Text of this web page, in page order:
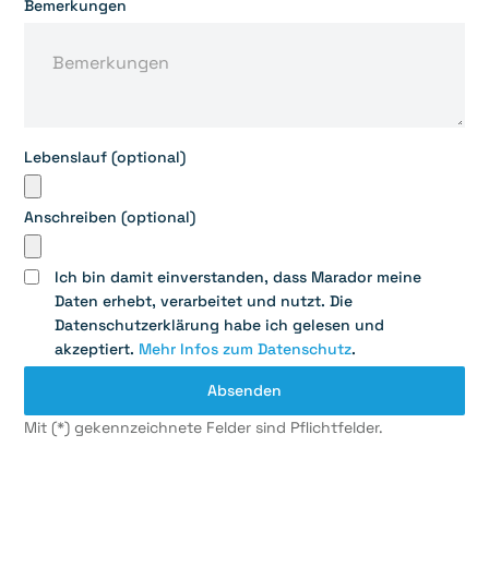
Bemerkungen
Lebenslauf (optional)
Anschreiben (optional)
Ich bin damit einverstanden, dass Marador meine
Daten erhebt, verarbeitet und nutzt. Die
Datenschutzerklärung habe ich gelesen und
akzeptiert. Mehr Infos zum Datenschutz.
Mit (*) gekennzeichnete Felder sind Pflichtfelder.